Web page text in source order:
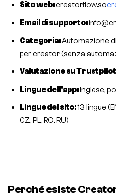
Sito web:creatorflow.so
Email di supporto:
Categoria:Automazione
per creator (senza
Valutazione su
Lingue dell'app:Inglese,
Lingue del sito:13 lingue
CZ, PL, RO, RU)
Perché esiste